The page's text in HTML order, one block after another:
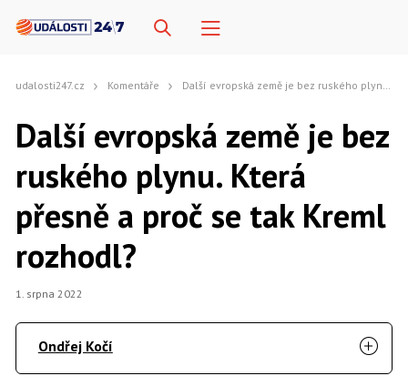
udalosti247.cz Komentáře Další evropská země je bez ruského plynu. Která přesně a proč se tak Kreml rozhodl?
Další evropská země je bez
ruského plynu. Která
přesně a proč se tak Kreml
rozhodl?
1. srpna 2022
Ondřej Kočí